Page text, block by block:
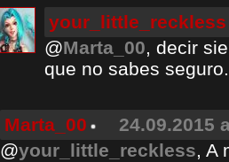
your_little_reckless
@Marta_00, decir
que no sabes seguro.
Marta_00
24.09.2015
@your_little_reckless, A